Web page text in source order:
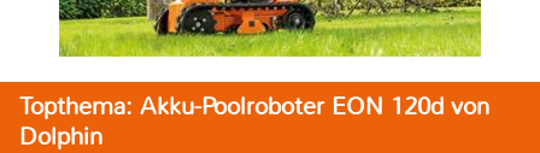
Topthema: Akku-Poolroboter EON 120d von
Dolphin